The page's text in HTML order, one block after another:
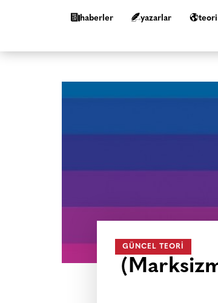
haberler yazarlar teori
GÜNCEL TEORI